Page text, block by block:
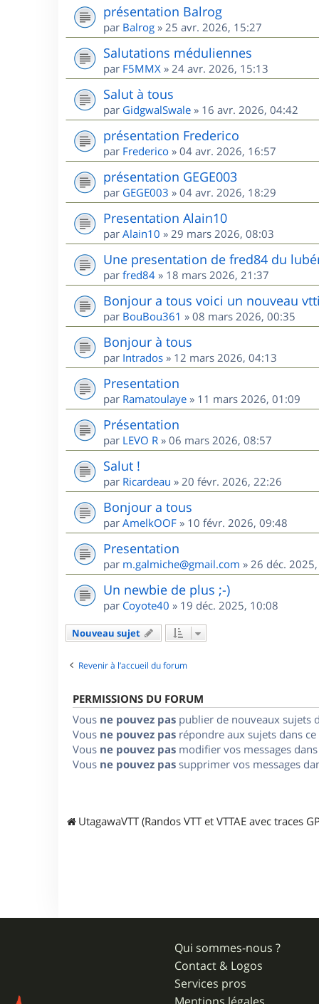
présentation Balrog
par Balrog » 25 avr. 2026, 15:27
Salutations méduliennes
par F5MMX » 24 avr. 2026, 15:13
Salut à tous
par GidgwalSwale » 16 avr. 2026, 04:42
présentation Frederico
par Frederico » 04 avr. 2026, 16:57
présentation GEGE003
par GEGE003 » 04 avr. 2026, 18:29
Presentation Alain10
par Alain10 » 29 mars 2026, 08:03
Une presentation de fred84 du
par fred84 » 18 mars 2026, 21:37
Bonjour a tous voici un nouveau
par BouBou361 » 08 mars 2026, 00:35
Bonjour à tous
par Intrados » 12 mars 2026, 04:13
Presentation
par Ramatoulaye » 11 mars 2026, 01:09
Présentation
par LEVO R » 06 mars 2026, 08:57
Salut !
par Ricardeau » 20 févr. 2026, 22:26
Bonjour a tous
par AmelkOOF » 10 févr. 2026, 09:48
Presentation
par m.galmiche@gmail.com » 26 déc.
Un newbie de plus ;-)
par Coyote40 » 19 déc. 2025, 10:08
Nouveau sujet
Revenir à l’accueil du forum
PERMISSIONS DU FORUM
Vous ne pouvez pas publier de nouveaux sujets
Vous ne pouvez pas répondre aux sujets dans
Vous ne pouvez pas modifier vos messages
Vous ne pouvez pas supprimer vos messages
UtagawaVTT (Randos VTT et VTTAE avec traces
Qui sommes-nous ?
Contact & Logos
Services pros